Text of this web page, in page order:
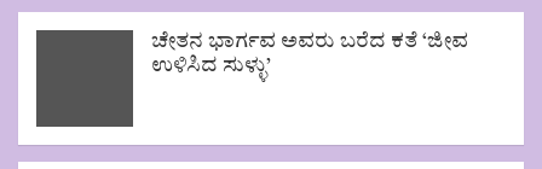
ಚೇತನ ಭಾರ್ಗವ ಅವರು ಬರೆದ ಕತೆ ‘ಜೀವ
ಉಳಿಸಿದ ಸುಳ್ಳು’